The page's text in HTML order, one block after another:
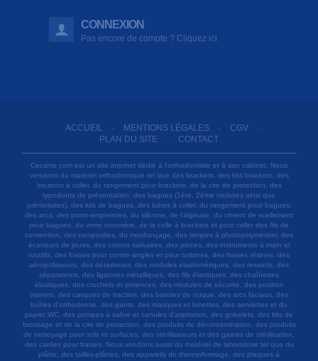
CONNEXION
Pas encore de compte ? Cliquez ici
ACCUEIL - MENTIONS LÉGALES - CGV -
PLAN DU SITE - CONTACT
Cecsmo.com est un site internet dédié à l'orthodontiste et à son cabinet. Nous
vendons du matériel orthodontique tel que des brackets, des kits brackets, des
boutons à coller, du rangement pour brackets, de la cire de protection, des
typodonts de présentation, des bagues (1ère, 2ème molaires ainsi que
prémolaires), des kits de bagues, des tubes à coller, du rangement pour bagues,
des arcs, des porte-empreintes, du silicone, de l'alginate, du ciment de scellement
pour bagues, du verre ionomère, de la colle à brackets et pour coller des fils de
contention, des composites, du mordançage, des lampes à photopolymériser, des
écarteurs de joues, des cotons salivaires, des pinces, des instruments à main et
rotatifs, des fraises pour contre-angles et pour turbines, des fraises résines, des
aéropolisseurs, des détartreurs, des modules élastomériques, des ressorts, des
séparateurs, des ligatures métalliques, des fils élastiques, des chaînettes
élastiques, des crochets et potences, des modules de sécurité, des position
trainers, des casques de traction, des bandes de nuque, des arcs faciaux, des
boîtes d'orthodontie, des gants, des masques et lunettes, des serviettes et du
papier WC, des pompes à salive et canules d'aspiration, des gobelets, des kits de
brossage et de la cire de protection, des produits de décontamination, des produits
de nettoyage pour sols et surfaces, des stérilisateurs et des gaines de stérilisation,
des cardes pour fraises. Nous vendons aussi du matériel de laboratoire tel que du
plâtre, des tailles-plâtres, des appareils de thermoformage, des plaques à